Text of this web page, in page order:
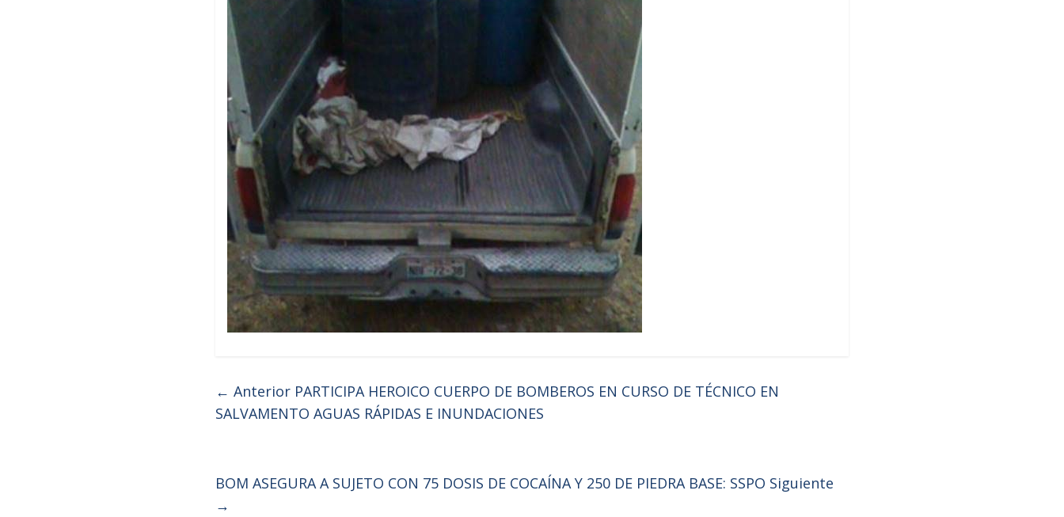
← Anterior PARTICIPA HEROICO CUERPO DE BOMBEROS EN CURSO DE TÉCNICO EN
SALVAMENTO AGUAS RÁPIDAS E INUNDACIONES
BOM ASEGURA A SUJETO CON 75 DOSIS DE COCAÍNA Y 250 DE PIEDRA BASE: SSPO Siguiente
→